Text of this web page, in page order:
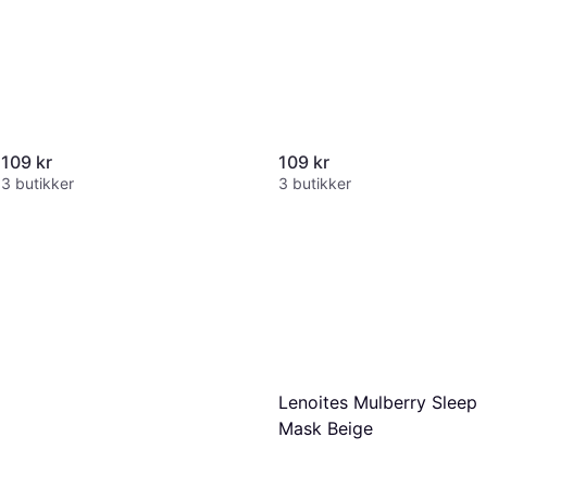
109 kr
3 butikker
109 kr
3 butikker
Lenoites Mulberry Sleep
Mask Beige